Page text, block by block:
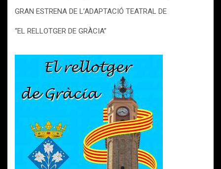
GRAN ESTRENA DE L’ADAPTACIÓ TEATRAL DE
“EL RELLOTGER DE GRÀCIA”